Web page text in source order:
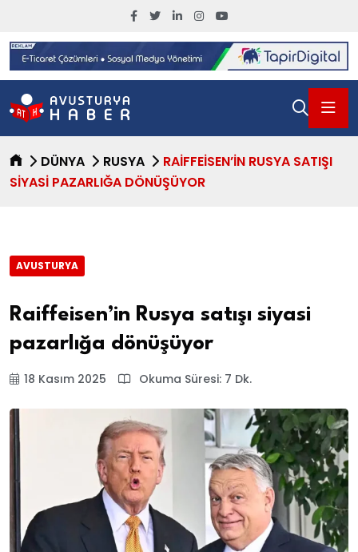
DÜNYA RUSYA
RAIFFEISEN’IN RUSYA SATIŞI
SIYASI PAZARLIĞA DÖNÜŞÜYOR
AVUSTURYA
Raiffeisen’in Rusya satışı siyasi
pazarlığa dönüşüyor
18 Kasım 2025 Okuma Süresi: 7 Dk.